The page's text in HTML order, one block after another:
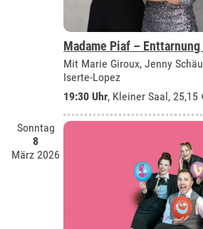
Madame Piaf –
Mit Marie Giroux, Jenny
Iserte-Lopez
19:30 Uhr, Kleiner Saal, 25,15
Sonntag
8
März 2026